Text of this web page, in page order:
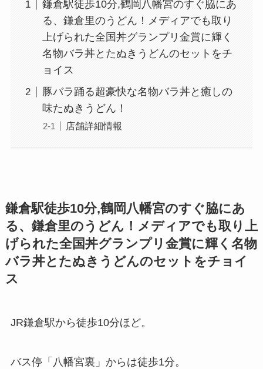
鎌倉駅徒歩10分,鶴岡八幡宮のすぐ脇にあ
る、鎌倉里のうどん！メディアでも取り
上げられた全国丼グランプリ金賞に輝く
名物バラ丼とたぬきうどんのセットをチ
ョイス
豚バラ踊る超豪快な名物バラ丼と癒しの
味たぬきうどん！
店舗詳細情報
鎌倉駅徒歩10分,鶴岡八幡宮のすぐ脇にあ
る、鎌倉里のうどん！メディアでも取り上
げられた全国丼グランプリ金賞に輝く名物
バラ丼とたぬきうどんのセットをチョイ
ス
JR鎌倉駅から徒歩10分ほど。
バス停「八幡宮裏」からは徒歩1分。